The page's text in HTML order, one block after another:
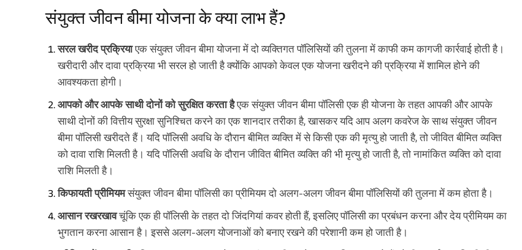
संयुक्त जीवन बीमा योजना के क्या लाभ हैं?
सरल खरीद प्रक्रियाएक संयुक्त जीवन बीमा योजना में दो व्यक्तिगत पॉलिसियों की तुलना में काफी कम कागजी कार्रवाई होती है।
खरीदारी और दावा प्रक्रिया भी सरल हो जाती है क्योंकि आपको केवल एक योजना खरीदने की प्रक्रिया में शामिल होने की
आवश्यकता होगी।
आपको और आपके साथी दोनों को सुरक्षित करता हैएक संयुक्त जीवन बीमा पॉलिसी एक ही योजना के तहत आपकी और आपके
साथी दोनों की वित्तीय सुरक्षा सुनिश्चित करने का एक शानदार तरीका है, खासकर यदि आप अलग कवरेज के साथ संयुक्त जीवन
बीमा पॉलिसी खरीदते हैं। यदि पॉलिसी अवधि के दौरान बीमित व्यक्ति में से किसी एक की मृत्यु हो जाती है, तो जीवित बीमित व्यक्ति
को दावा राशि मिलती है। यदि पॉलिसी अवधि के दौरान जीवित बीमित व्यक्ति की भी मृत्यु हो जाती है, तो नामांकित व्यक्ति को दावा
राशि मिलती है।
किफायती प्रीमियमसंयुक्त जीवन बीमा पॉलिसी का प्रीमियम दो अलग-अलग जीवन बीमा पॉलिसियों की तुलना में कम होता है।
आसान रखरखावचूंकि एक ही पॉलिसी के तहत दो जिंदगियां कवर होती हैं, इसलिए पॉलिसी का प्रबंधन करना और देय प्रीमियम का
भुगतान करना आसान है। इससे अलग-अलग योजनाओं को बनाए रखने की परेशानी कम हो जाती है।